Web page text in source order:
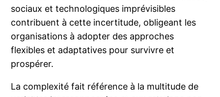
sociaux et technologiques imprévisibles
contribuent à cette incertitude, obligeant les
organisations à adopter des approches
flexibles et adaptatives pour survivre et
prospérer.
La complexité fait référence à la multitude de